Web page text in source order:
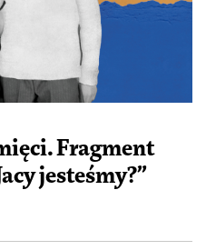
Fragment
jesteśmy?”